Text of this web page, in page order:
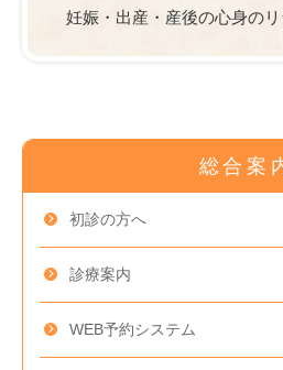
妊娠・出産・産後の心身の
総合案
初診の方へ
診療案内
WEB予約システム